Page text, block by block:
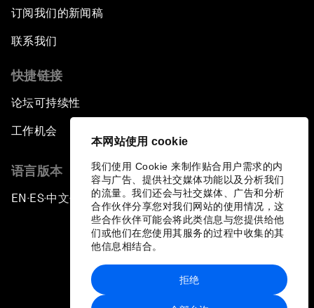
本网站使用 cookie
我们使用 Cookie 来制作贴合用户需求的内
容与广告、提供社交媒体功能以及分析我们
的流量。我们还会与社交媒体、广告和分析
合作伙伴分享您对我们网站的使用情况，这
些合作伙伴可能会将此类信息与您提供给他
们或他们在您使用其服务的过程中收集的其
他信息相结合。
拒绝
订阅我们的新闻稿
联系我们
快捷链接
论坛可持续性
工作机会
语言版本
EN ▪ES▪中文▪ 日本語